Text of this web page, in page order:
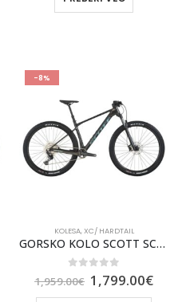
-8%
KOLESA,XC/ HARDTAIL
GORSKO KOLO SCOTT SCALE 920 2026
out of 5
1,959.00€ 1,799.00€